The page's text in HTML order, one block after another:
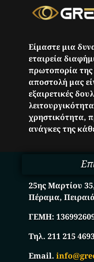
Είμαστε μια
εταιρεία
πρωτοπορία
αποστολή μας
εξαιρετικές
χρηστικότητα,
ανάγκες της
25ης Μαρτίου
Πέραμα,
ΓΕΜΗ:
Τηλ. 211 215
Email.